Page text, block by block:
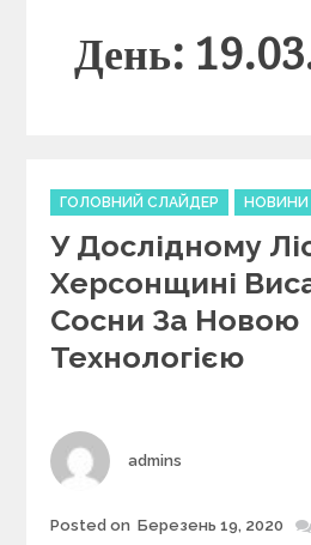
День:
C
a
t
e
g
o
r
ГОЛОВНИЙ СЛАЙДЕР НОВИНИ
У Дослідному
Херсонщині
Сосни За Новою
Технологією
Author
admins
Posted on Березень 19, 2020